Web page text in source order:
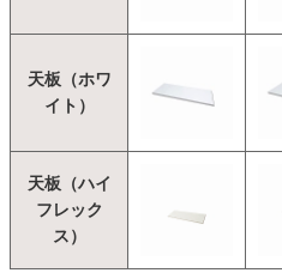
天板（ホワ
イト）
天板（ハイ
フレック
ス）